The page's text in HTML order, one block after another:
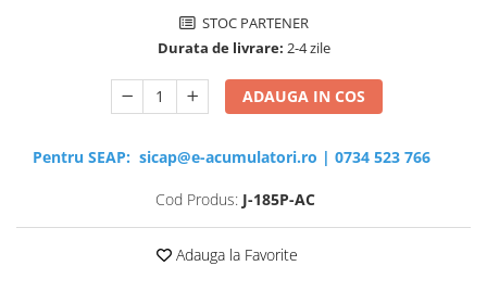
STOC PARTENER
Durata de livrare: 2-4 zile
ADAUGA IN COS
Pentru SEAP: sicap@e-acumulatori.ro | 0734 523 766
Cod Produs: J-185P-AC
Adauga la Favorite